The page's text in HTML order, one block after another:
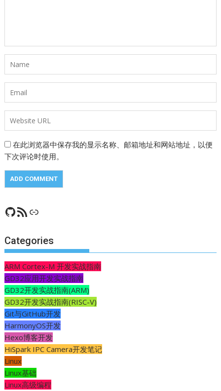
在此浏览器中保存我的显示名称、邮箱地址和网站地址，以便
下次评论时使用。
GitHub
RSS FeedCSDN
Categories
ARM Cortex-M 开发实战指南
GD32应用开发实战指南
GD32开发实战指南(ARM)
GD32开发实战指南(RISC-V)
Git与GitHub开发
HarmonyOS开发
Hexo博客开发
HiSpark IPC Camera开发笔记
Linux
Linux基础
Linux高级编程